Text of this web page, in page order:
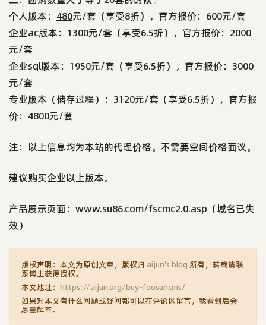
个人版本： 480元/套（享受8折），官方报价：600元/套
企业ac版本：1300元/套（享受6.5折），官方报价：2000
元/套
企业sql版本：1950元/套（享受6.5折），官方报价：3000
元/套
专业版本（储存过程）：3120元/套（享受6.5折），官方报
价：4800元/套
注：以上信息均为本站的代理价格。不需要空间价格面议。
建议购买企业以上版本。
产品展示页面： www.su86.com/fscmc2.0.asp （域名已失
效）
版权声明：本文为原创文章，版权归 aijun's blog 所有，转载请联
系博主获得授权。
本文地址： https://aijun.org/buy-foosuncms/
如果对本文有什么问题或疑问都可以在评论区留言，我看到后会
尽量解答。